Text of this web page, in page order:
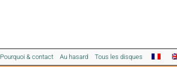
Pourquoi & contact Au hasard Tous les disques